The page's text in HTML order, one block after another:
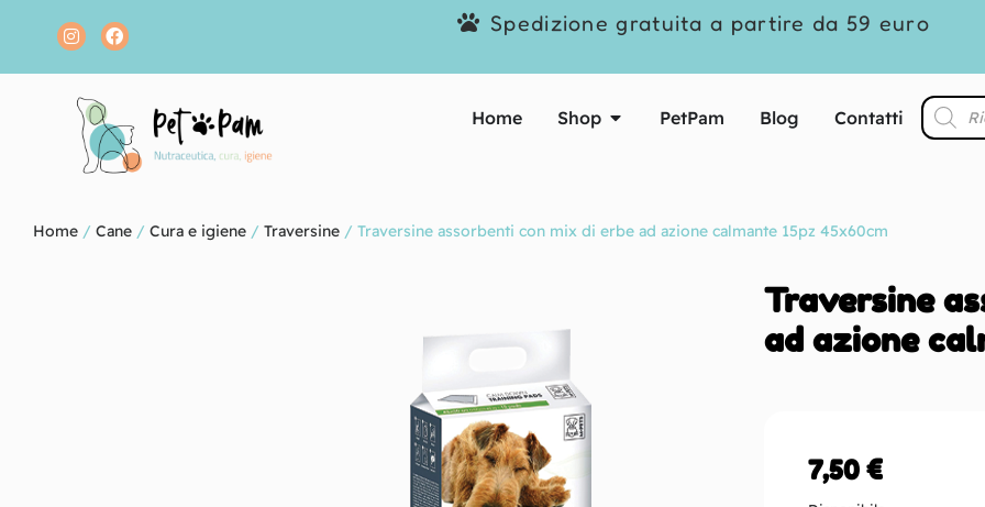
Spedizione gratuita a partire da 59 euro
Home Shop PetPam Blog Contatti
Home / Cane / Cura e igiene / Traversine / Traversine assorbenti con mix di erbe ad azione calmante 15pz 45x60cm
Traversine
ad azione
7,50€